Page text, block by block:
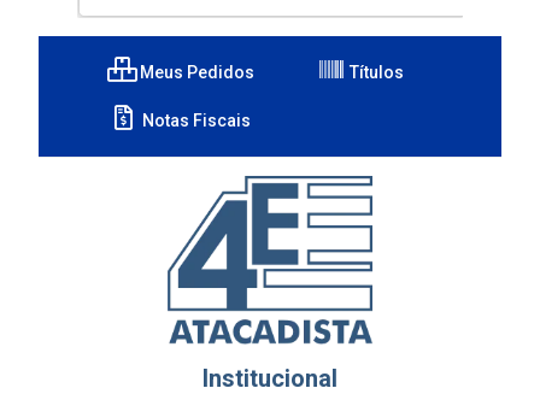
Meus Pedidos Títulos
Notas Fiscais
Institucional